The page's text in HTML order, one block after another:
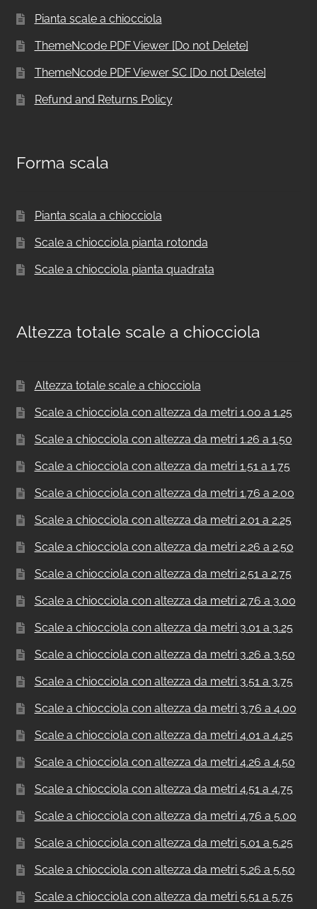
Pianta scale a chiocciola
ThemeNcode PDF Viewer [Do not Delete]
ThemeNcode PDF Viewer SC [Do not Delete]
Refund and Returns Policy
Forma scala
Pianta scala a chiocciola
Scale a chiocciola pianta rotonda
Scale a chiocciola pianta quadrata
Altezza totale scale a chiocciola
Altezza totale scale a chiocciola
Scale a chiocciola con altezza da metri 1.00 a 1.25
Scale a chiocciola con altezza da metri 1.26 a 1.50
Scale a chiocciola con altezza da metri 1.51 a 1.75
Scale a chiocciola con altezza da metri 1.76 a 2.00
Scale a chiocciola con altezza da metri 2.01 a 2.25
Scale a chiocciola con altezza da metri 2.26 a 2.50
Scale a chiocciola con altezza da metri 2.51 a 2.75
Scale a chiocciola con altezza da metri 2.76 a 3.00
Scale a chiocciola con altezza da metri 3.01 a 3.25
Scale a chiocciola con altezza da metri 3.26 a 3.50
Scale a chiocciola con altezza da metri 3.51 a 3.75
Scale a chiocciola con altezza da metri 3.76 a 4.00
Scale a chiocciola con altezza da metri 4.01 a 4.25
Scale a chiocciola con altezza da metri 4.26 a 4.50
Scale a chiocciola con altezza da metri 4.51 a 4.75
Scale a chiocciola con altezza da metri 4.76 a 5.00
Scale a chiocciola con altezza da metri 5.01 a 5.25
Scale a chiocciola con altezza da metri 5.26 a 5.50
Scale a chiocciola con altezza da metri 5.51 a 5.75